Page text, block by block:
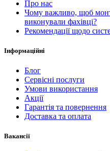
Про нас
Чому важливо, щоб
виконували фахівці?
Рекомендації щодо
Інформаційні
Блог
Сервісні послуги
Умови використання
Акції
Гарантія та повернення
Доставка та оплата
Вакансії